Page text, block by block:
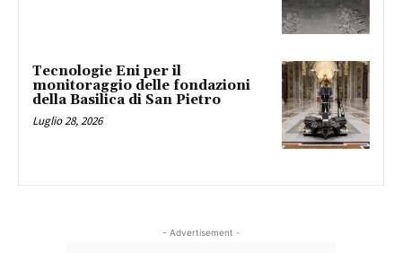
Tecnologie Eni per il
monitoraggio delle fondazioni
della Basilica di San Pietro
Luglio 28, 2026
- Advertisement -